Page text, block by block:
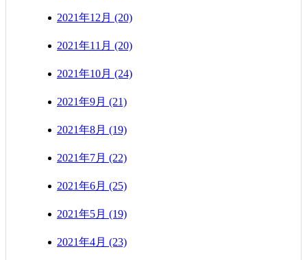
2021年12月 (20)
2021年11月 (20)
2021年10月 (24)
2021年9月 (21)
2021年8月 (19)
2021年7月 (22)
2021年6月 (25)
2021年5月 (19)
2021年4月 (23)